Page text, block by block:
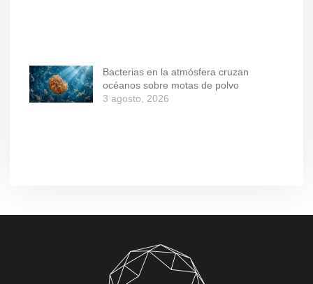
Bacterias en la atmósfera cruzan
océanos sobre motas de polvo
3 agosto, 2026